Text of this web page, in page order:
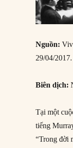
Nguồn:
29/04/2017.
Biên dịch:
Tại một
tiếng
“Trong đời